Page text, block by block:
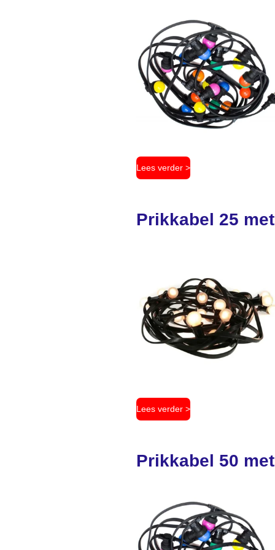
Lees verder >
Prikkabel 25
Lees verder >
Prikkabel 50